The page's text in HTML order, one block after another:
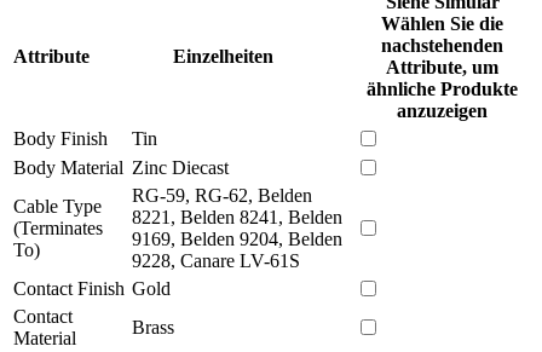
Attribute Einzelheiten
Wählen Sie die
nachstehenden
Attribute, um
ähnliche Produkte
anzuzeigen
Body Finish
Tin
Body Material Zinc Diecast
Cable Type
(Terminates
To)
RG-59, RG-62, Belden
8221, Belden 8241, Belden
9169, Belden 9204, Belden
9228, Canare LV-61S
Contact Finish Gold
Contact
Material
Brass